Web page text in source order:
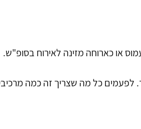
לפעמים כל מה שצריך זה כמה